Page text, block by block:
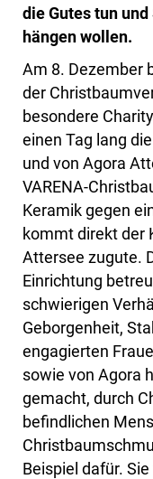
die Gutes tun
hängen wollen.
Am 8. Dezember
der
besondere
einen Tag lang
und von Agora
VARENA-
Keramik gegen
kommt direkt der
Attersee zugute.
Einrichtung
schwierigen
Geborgenheit,
engagierten
sowie von Agora
gemacht, durch
befindlichen
Beispiel dafür.